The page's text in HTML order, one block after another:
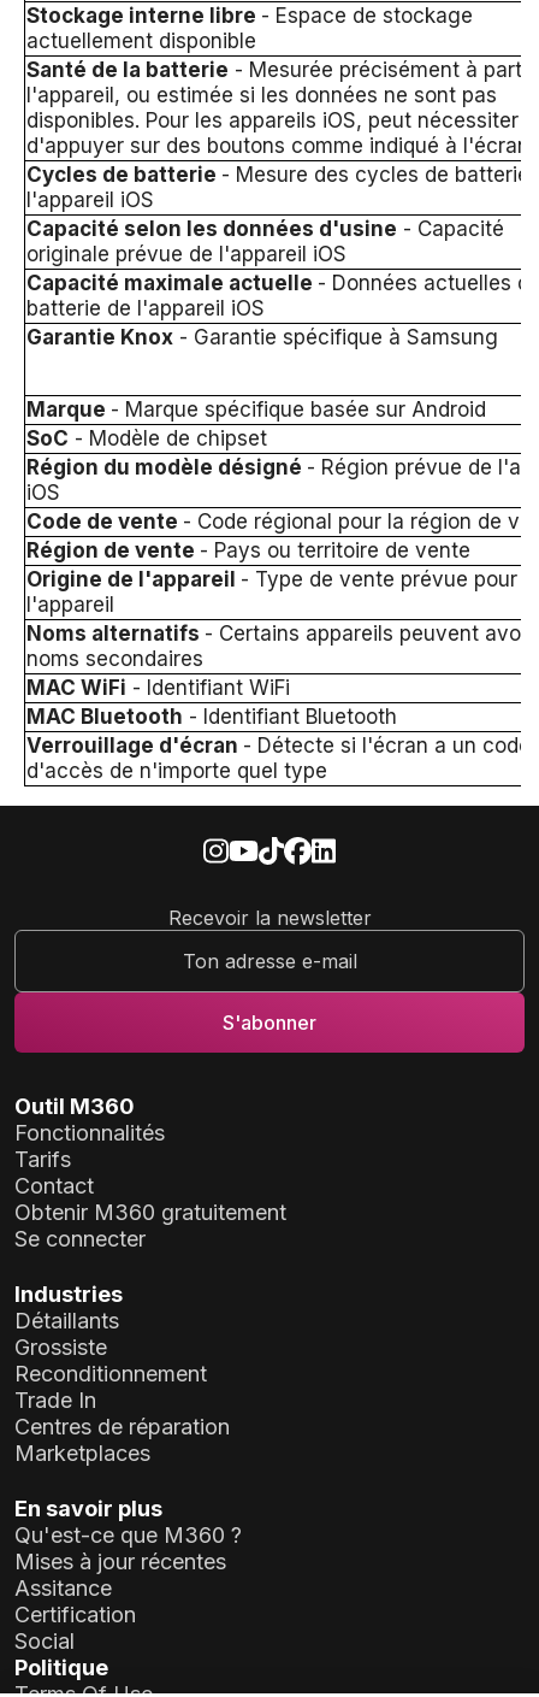
Stockage interne libre - Espace de stockage
actuellement disponible
Santé de la batterie - Mesurée précisément à partir
l'appareil, ou estimée si les données ne sont pas
disponibles. Pour les appareils iOS, peut nécessiter
d'appuyer sur des boutons comme indiqué à l'écran.
Cycles de batterie - Mesure des cycles de batterie
l'appareil iOS
Capacité selon les données d'usine - Capacité
originale prévue de l'appareil iOS
Capacité maximale actuelle - Données actuelles
batterie de l'appareil iOS
Garantie Knox - Garantie spécifique à Samsung
Marque - Marque spécifique basée sur Android
SoC - Modèle de chipset
Région du modèle désigné - Région prévue de
iOS
Code de vente - Code régional pour la région de
Région de vente - Pays ou territoire de vente
Origine de l'appareil - Type de vente prévue pour
l'appareil
Noms alternatifs - Certains appareils peuvent avoir
noms secondaires
MAC WiFi - Identifiant WiFi
MAC Bluetooth - Identifiant Bluetooth
Verrouillage d'écran - Détecte si l'écran a un code
d'accès de n'importe quel type
Recevoir la newsletter
Outil M360
Fonctionnalités
Tarifs
Contact
Obtenir M360 gratuitement
Se connecter
Industries
Détaillants
Grossiste
Reconditionnement
Trade In
Centres de réparation
Marketplaces
En savoir plus
Qu'est-ce que M360 ?
Mises à jour récentes
Assitance
Certification
Social
Politique